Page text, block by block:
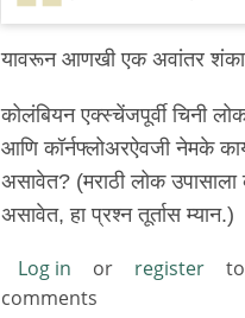
मध्य-
पूर्व
नंदन
यावरून आणखी एक अवांतर
कोलंबियन एक्स्चेंजपूर्वी चिनी
आणि कॉर्नफ्लोअरऐवजी नेमके
असावेत? (मराठी लोक
असावेत, हा प्रश्न तूर्तास म्यान.)
Log in or register
comments